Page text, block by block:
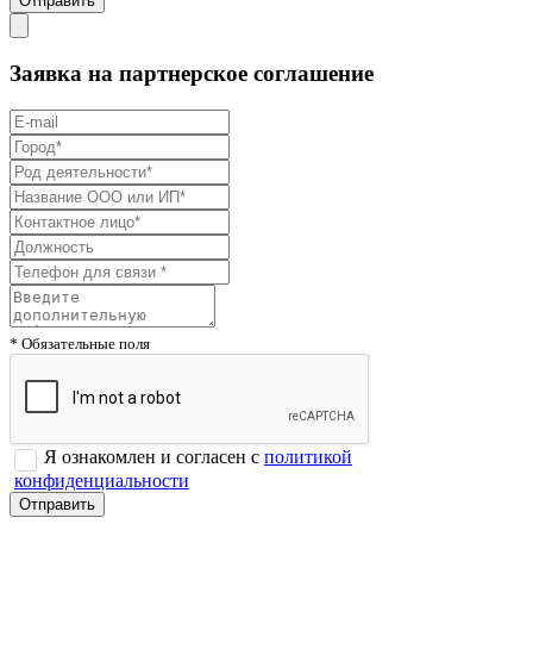
Заявка на партнерское соглашение
* Обязательные поля
Я ознакомлен и согласен с политикой
конфиденциальности